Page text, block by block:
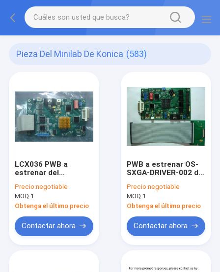
Pieza Del Minilab De Konica (583)
LCX036 PWB a
estrenar del
EMPUJE V3.0 LCD
para Doli 2300/2410
Minilab
Precio:negotiable
MOQ:1
Obtenga el último precio
Contactar ahora
PWB a estrenar OS-
SXGA-DRIVER-002 del
LCD para el
modulador ligero
espacial con LCX017
Precio:negotiable
MOQ:1
Obtenga el último precio
Contactar ahora